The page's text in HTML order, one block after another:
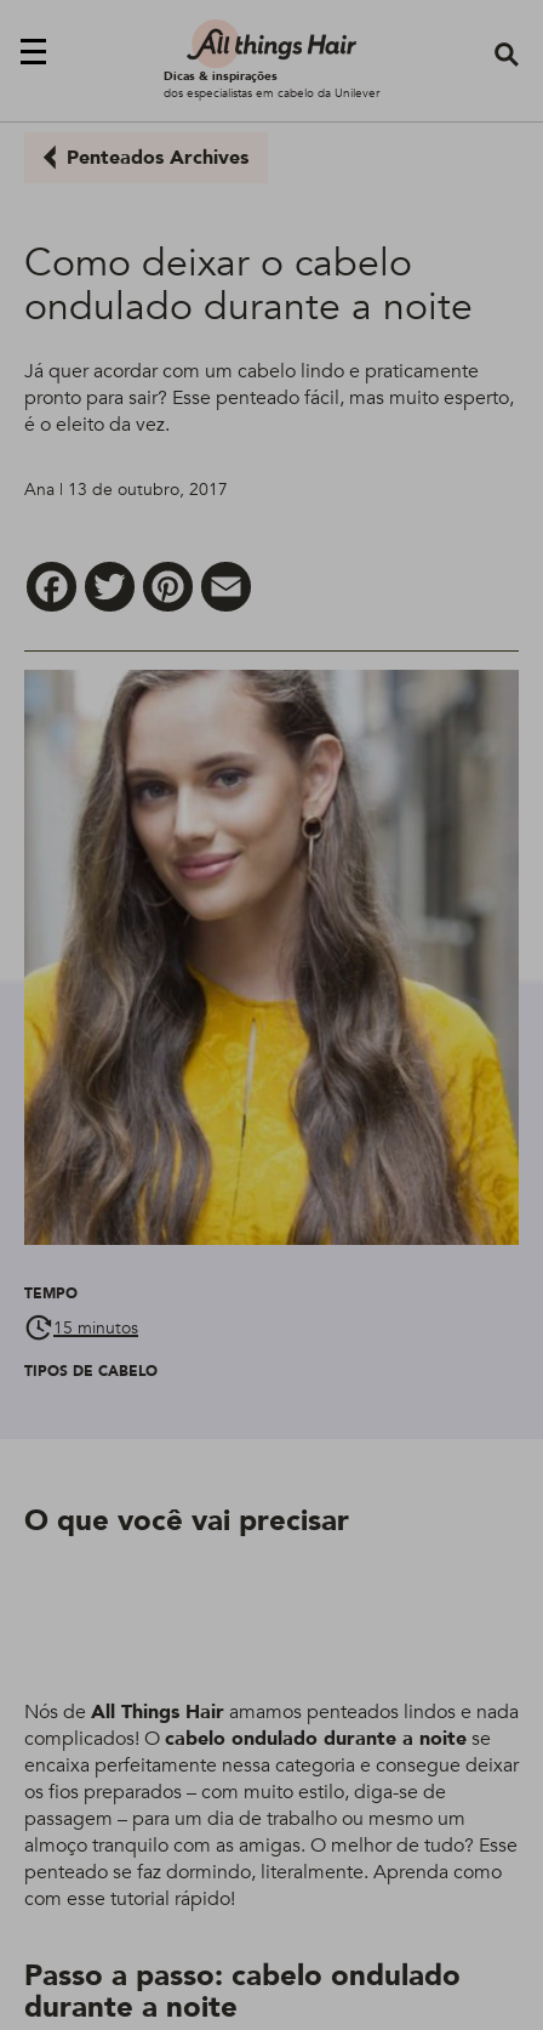
Dicas & inspirações
dos especialistas em cabelo da Unilever
Penteados Archives
Como deixar o cabelo
ondulado durante a noite
Já quer acordar com um cabelo lindo e praticamente
pronto para sair? Esse penteado fácil, mas muito esperto,
é o eleito da vez.
Ana | 13 de outubro, 2017
FacebookTwitter Pinterest
TEMPO
15 minutos
TIPOS DE CABELO
O que você vai precisar
Nós de All Things Hairamamos penteados lindos e nada
complicados! Ocabelo ondulado durante a noitese
encaixa perfeitamente nessa categoria e consegue deixar
os fios preparados – com muito estilo, diga-se de
passagem – para um dia de trabalho ou mesmo um
almoço tranquilo com as amigas. O melhor de tudo? Esse
penteado se faz dormindo, literalmente. Aprenda como
com esse tutorial rápido!
Passo a passo: cabelo ondulado
durante a noite